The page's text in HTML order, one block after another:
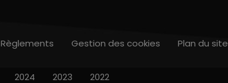
Règlements Gestion des cookies Plan du site
2024 2023 2022